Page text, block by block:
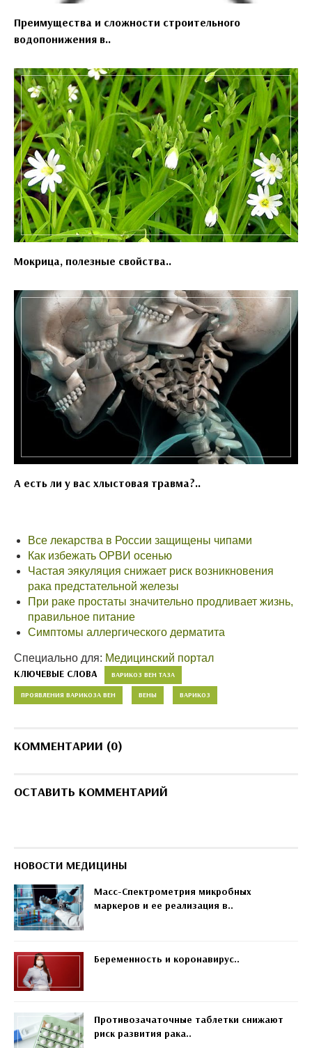
Преимущества и сложности строительного
водопонижения в..
Мокрица, полезные свойства..
А есть ли у вас хлыстовая травма?..
Все лекарства в России защищены чипами
Как избежать ОРВИ осенью
Частая эякуляция снижает риск возникновения
рака предстательной железы
При раке простаты значительно продливает жизнь,
правильное питание
Симптомы аллергического дерматита
Специально для: Медицинский портал
КЛЮЧЕВЫЕ СЛОВА ВАРИКОЗ ВЕН ТАЗА
ПРОЯВЛЕНИЯ ВАРИКОЗА ВЕН ВЕНЫ ВАРИКОЗ
КОММЕНТАРИИ (0)
ОСТАВИТЬ КОММЕНТАРИЙ
НОВОСТИ МЕДИЦИНЫ
Масс-Спектрометрия микробных
маркеров и ее реализация в..
Беременность и коронавирус..
Противозачаточные таблетки снижают
риск развития рака..